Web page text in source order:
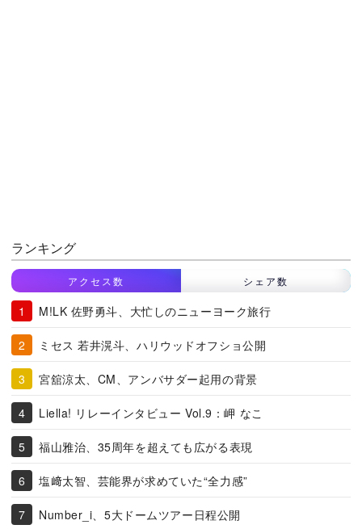
ランキング
アクセス数 シェア数
M!LK 佐野勇斗、大忙しのニューヨーク旅行
ミセス 若井滉斗、ハリウッドオフショ公開
宮舘涼太、CM、アンバサダー起用の背景
Liella! リレーインタビュー Vol.9：岬 なこ
福山雅治、35周年を超えても広がる表現
塩﨑太智、芸能界が求めていた“全力感”
Number_i、5大ドームツアー日程公開